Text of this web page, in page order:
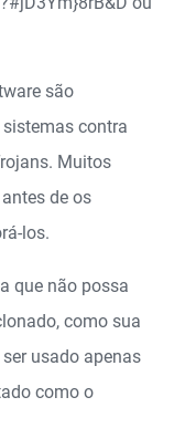
são
contra
Muitos
de os
los.
que não possa
como sua
usado apenas
como o